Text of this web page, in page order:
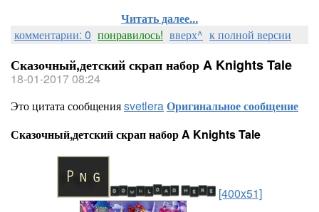
Читать далее...
комментарии: 0 понравилось! вверх^ к полной версии
Сказочный,детский скрап набор A Knights Tale
18-01-2017 08:24
Это цитата сообщенияsvetleraОригинальное сообщение
Сказочный,детский скрап набор A Knights Tale
[400x51]